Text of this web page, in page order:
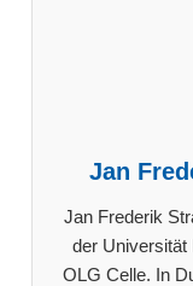
Jan
Jan Frederik
der Universität
OLG Celle. In